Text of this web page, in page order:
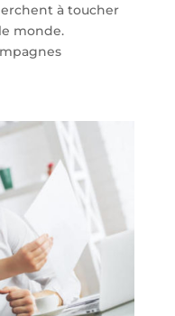
à toucher
monde.